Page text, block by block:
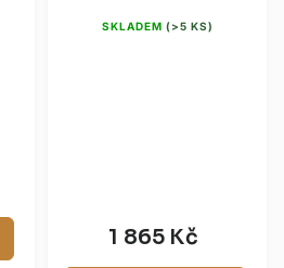
SKLADEM (>5 KS)
1 865 Kč